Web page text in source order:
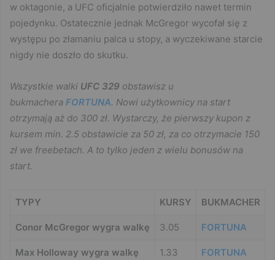
w oktagonie, a UFC oficjalnie potwierdziło nawet termin
pojedynku. Ostatecznie jednak McGregor wycofał się z
występu po złamaniu palca u stopy, a wyczekiwane starcie
nigdy nie doszło do skutku.
Wszystkie walki UFC 329 obstawisz u
bukmachera FORTUNA. Nowi użytkownicy na start
otrzymają aż do 300 zł. Wystarczy, że pierwszy kupon z
kursem min. 2.5 obstawicie za 50 zł, za co otrzymacie 150
zł we freebetach. A to tylko jeden z wielu bonusów na
start.
TYPY KURSY BUKMACHER
Conor McGregor wygra walkę 3.05 FORTUNA
Max Holloway wygra walkę 1.33 FORTUNA